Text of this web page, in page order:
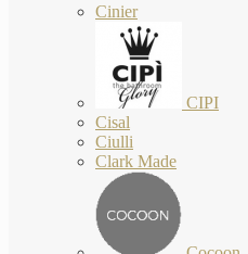
Cinier
CIPI
Cisal
Ciulli
Clark Made